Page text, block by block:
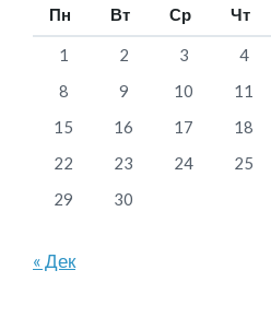
Пн Вт Ср Чт
1 2 3 4
8
9 10 11
15
16 17 18
22
23 24 25
29
30
« Дек